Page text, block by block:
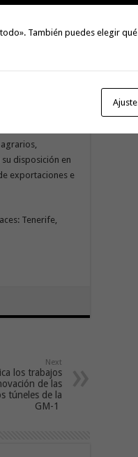
con
para la
del contrato
el
materializado
disposición en
exportaciones e
Tenerife,
Next
los trabajos
de las
túneles de la
GM-1
También puedes elegir